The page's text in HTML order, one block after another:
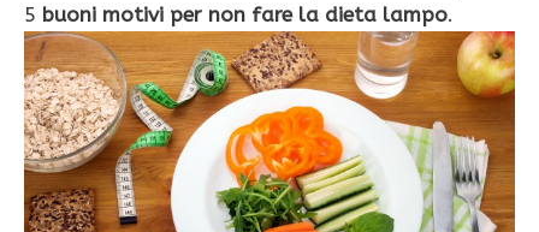
5 buoni motivi per non fare la dieta lampo.